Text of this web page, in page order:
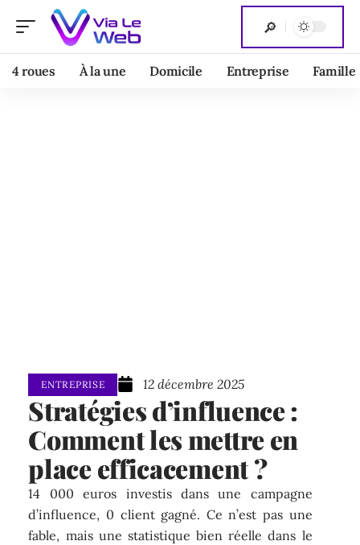
4 roues À la une Domicile Entreprise Famille
ENTREPRISE 12 décembre 2025
Stratégies d’influence :
Comment les mettre en
place efficacement ?
14 000 euros investis dans une campagne
d’influence, 0 client gagné. Ce n’est pas une
fable, mais une statistique bien réelle dans le